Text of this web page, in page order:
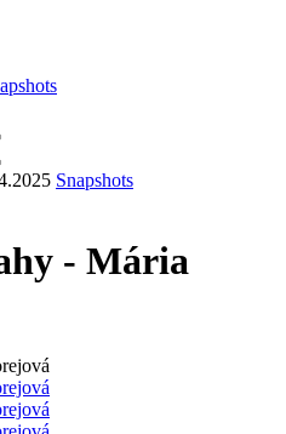
Snapshots
- Mária